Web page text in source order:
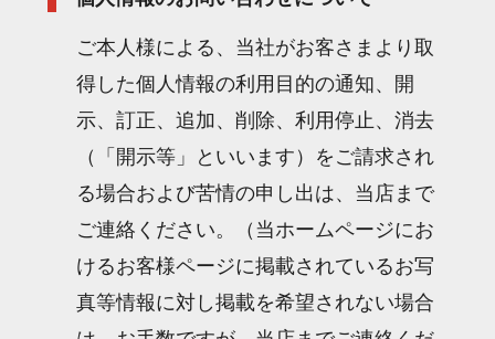
ご本人様による、当社がお客さまより取
得した個人情報の利用目的の通知、開
示、訂正、追加、削除、利用停止、消去
（「開示等」といいます）をご請求され
る場合および苦情の申し出は、当店まで
ご連絡ください。（当ホームページにお
けるお客様ページに掲載されているお写
真等情報に対し掲載を希望されない場合